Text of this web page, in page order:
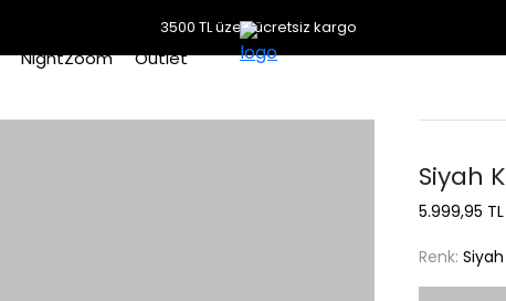
3500 TL üzeri ücretsiz kargo
NightZoom Outlet
Siyah
5.999,95 TL
Renk: Siyah